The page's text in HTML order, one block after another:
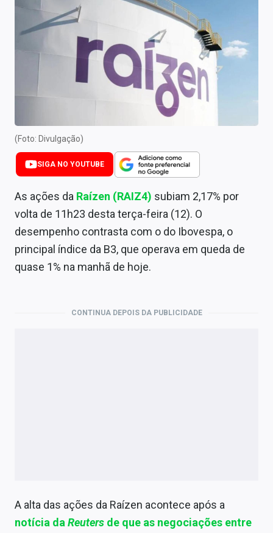
Comprar ou vender?
Carteiras Recomendadas
Central de Dividendos
Central dos IPOs
Renda Fixa
Mercados
Economia
Empresas
Conteúdo de Marca
(Foto: Divulgação)
SIGA NO YOUTUBE
As ações da Raízen (RAIZ4) subiam 2,17% por
volta de 11h23 desta terça-feira (12). O
desempenho contrasta com o do Ibovespa, o
principal índice da B3, que operava em queda de
quase 1% na manhã de hoje.
CONTINUA DEPOIS DA PUBLICIDADE
A alta das ações da Raízen acontece após a
notícia daReuters de que as negociações entre